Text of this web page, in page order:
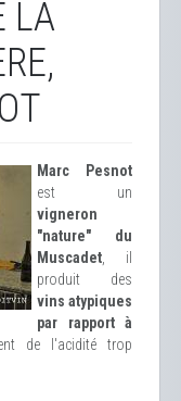
LA
Marc Pesnot
est un
vigneron
"nature" du
Muscadet , il
produit des
vins atypiques
par rapport à
de l'acidité trop